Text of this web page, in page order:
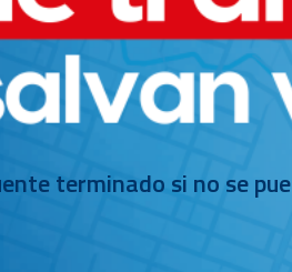
terminado si no se